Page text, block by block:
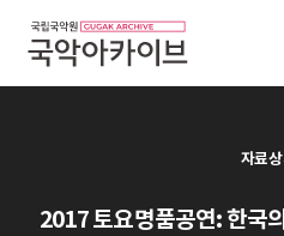
자료
2017 토요명품공연: 한국